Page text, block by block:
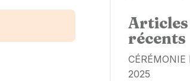
Articles
récents
2025